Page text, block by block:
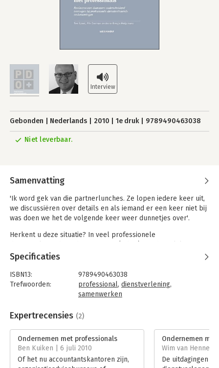
Gebonden Nederlands 2010 1e druk 9789490463038
Niet leverbaar.
Samenvatting
'Ik word gek van die partnerlunches. Ze lopen iedere keer uit,
we discussiëren over details en als iemand er een keer niet bij
was doen we het de volgende keer weer dunnetjes over'.
Herkent u deze situatie? In veel professionele
verzuchtingen te vinden. Professionals die goed zijn in hun vak
en onvoldoende stilstaan bij de strategie, de besturing en het
management van de eigen organisatie. Vaak zijn de ambities
torenhoog, maar blijft de uitwerking steken in goede
bedoelingen. Omdat managementcapaciteit tekortschiet, dit
worden bedekt.
Een pdo is succesvol als deze haar doelstellingen duurzaam
realiseert. Een belangrijke succesfactor is het kunnen vinden
en binden van klanten. Vroeger was dit eenvoudiger dan in de
huidige omstandigheden, waarin de concurrentie is
Specificaties
ISBN13:
9789490463038
Trefwoorden:
professional, dienstverlening,
samenwerken
Bindwijze:
gebonden
Uitgever:
Verhaal met Impact
Druk:
1
Verschijningsdatum:
18-2-2010
Expertrecensies (2)
Ondernemen met professionals
Ben Kuiken | 6 juli 2010
Of het nu accountantskantoren zijn,
Ondernemen
Wim van
De uitdagingen